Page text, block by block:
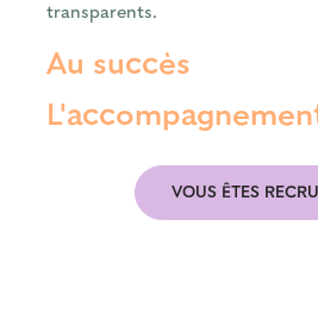
transparents.
Au succès
VOUS ÊTES